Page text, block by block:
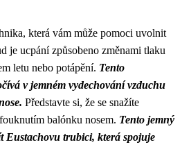
která vám může pomoci uvolnit
je ucpání způsobeno změnami tlaku
letu nebo potápění. Tento
v jemném vydechování vzduchu
Představte si, že se snažíte
balónku nosem. Tento jemný
Eustachovu trubici, která spojuje